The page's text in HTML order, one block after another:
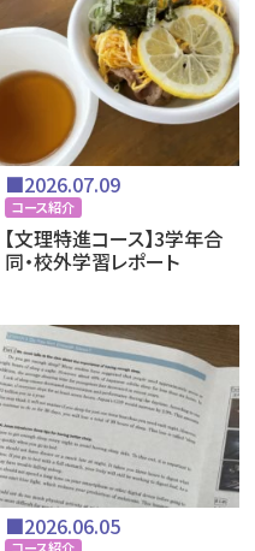
■2026.07.09
コース紹介
【文理特進コース】3学年合
同・校外学習レポート
■2026.06.05